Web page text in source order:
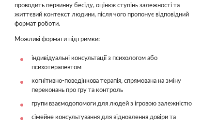
проводить первинну бесіду, оцінює ступінь залежності та
життєвий контекст людини, після чого пропонує відповідний
формат роботи.
Можливі формати підтримки:
індивідуальні консультації з психологом або
психотерапевтом
когнітивно-поведінкова терапія, спрямована на зміну
переконань про гру та контроль
групи взаємодопомоги для людей з ігровою залежністю
сімейне консультування для відновлення довіри та